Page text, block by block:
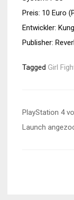
Preis: 10 Euro
Entwickler:
Publisher:
Tagged Girl
PlayStation 4
Launch